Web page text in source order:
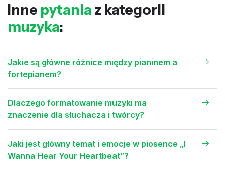
Inne pytania z kategorii
muzyka:
Jakie są główne różnice między pianinem a
fortepianem?
Dlaczego formatowanie muzyki ma
znaczenie dla słuchacza i twórcy?
Jaki jest główny temat i emocje w piosence „I
Wanna Hear Your Heartbeat”?